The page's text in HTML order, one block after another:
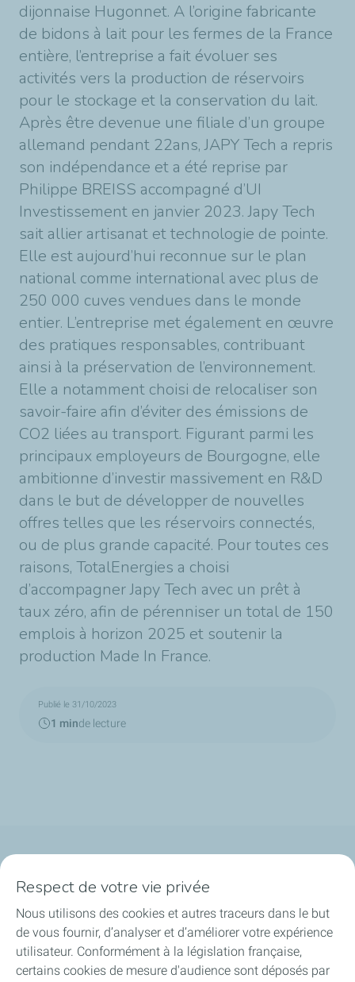
dijonnaise Hugonnet. A l’origine fabricante
de bidons à lait pour les fermes de la France
entière, l’entreprise a fait évoluer ses
activités vers la production de réservoirs
pour le stockage et la conservation du lait.
Après être devenue une filiale d’un groupe
allemand pendant 22ans, JAPY Tech a repris
son indépendance et a été reprise par
Philippe BREISS accompagné d’UI
Investissement en janvier 2023. Japy Tech
sait allier artisanat et technologie de pointe.
Elle est aujourd’hui reconnue sur le plan
national comme international avec plus de
250 000 cuves vendues dans le monde
entier. L’entreprise met également en œuvre
des pratiques responsables, contribuant
ainsi à la préservation de l’environnement.
Elle a notamment choisi de relocaliser son
savoir-faire afin d’éviter des émissions de
CO2 liées au transport. Figurant parmi les
principaux employeurs de Bourgogne, elle
ambitionne d’investir massivement en R&D
dans le but de développer de nouvelles
offres telles que les réservoirs connectés,
ou de plus grande capacité. Pour toutes ces
raisons, TotalEnergies a choisi
d’accompagner Japy Tech avec un prêt à
taux zéro, afin de pérenniser un total de 150
emplois à horizon 2025 et soutenir la
production Made In France.
Publié le 31/10/2023
1 minde lecture
Notre ancrage territorial
Financer les entreprises
Respect de votre vie privée
Nous utilisons des cookies et autres traceurs dans le but
de vous fournir, d’analyser et d’améliorer votre expérience
utilisateur. Conformément à la législation française,
certains cookies de mesure d'audience sont déposés par